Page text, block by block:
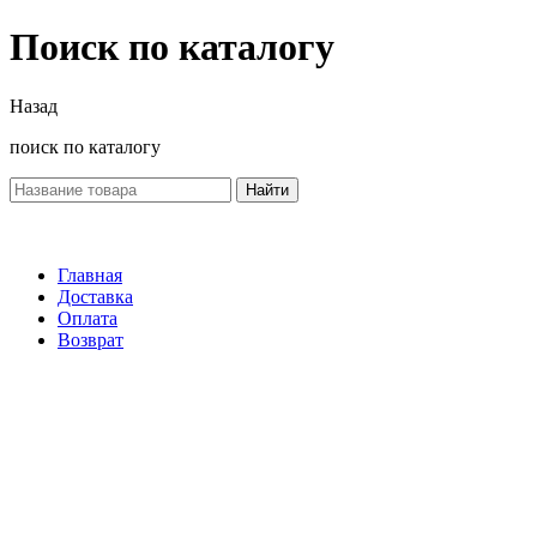
Поиск по каталогу
Назад
поиск по каталогу
Найти
Главная
Доставка
Оплата
Возврат